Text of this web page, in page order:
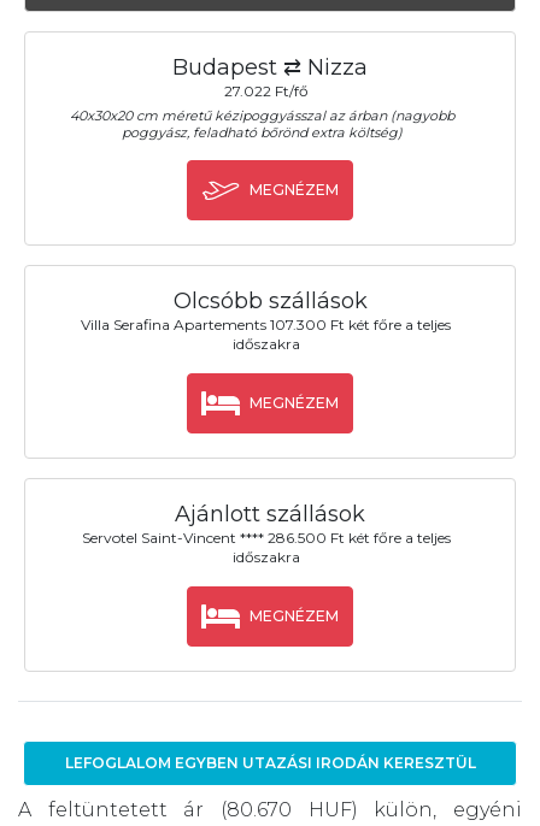
Budapest ⇄ Nizza
27.022 Ft/fő
40x30x20 cm méretű kézipoggyásszal az árban (nagyobb
poggyász, feladható bőrönd extra költség)
MEGNÉZEM
Olcsóbb szállások
Villa Serafina Apartements 107.300 Ft két főre a teljes
időszakra
MEGNÉZEM
Ajánlott szállások
Servotel Saint-Vincent **** 286.500 Ft két főre a teljes
időszakra
MEGNÉZEM
LEFOGLALOM EGYBEN UTAZÁSI IRODÁN KERESZTÜL
A feltüntetett ár (80.670 HUF) külön, egyéni